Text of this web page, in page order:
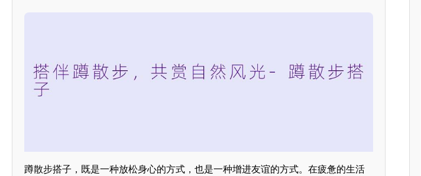
蹲散步搭子，既是一种放松身心的方式，也是一种增进友谊的方式。在疲惫的生活